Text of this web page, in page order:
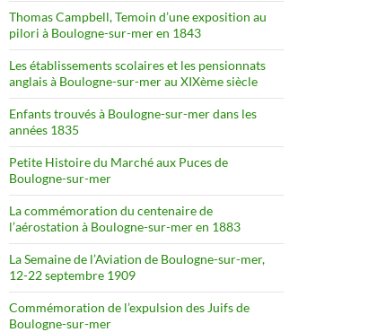
Thomas Campbell, Temoin d’une exposition au
pilori à Boulogne-sur-mer en 1843
Les établissements scolaires et les pensionnats
anglais à Boulogne-sur-mer au XIXème siècle
Enfants trouvés à Boulogne-sur-mer dans les
années 1835
Petite Histoire du Marché aux Puces de
Boulogne-sur-mer
La commémoration du centenaire de
l’aérostation à Boulogne-sur-mer en 1883
La Semaine de l’Aviation de Boulogne-sur-mer,
12-22 septembre 1909
Commémoration de l’expulsion des Juifs de
Boulogne-sur-mer